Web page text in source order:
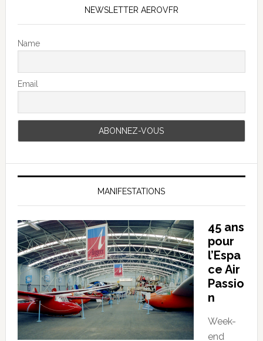
NEWSLETTER AEROVFR
Name
Email
MANIFESTATIONS
45 ans
pour
l’Espa
ce Air
Passio
n
Week-
end